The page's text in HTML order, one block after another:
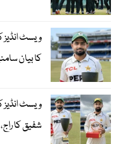
ویسٹ
کا بیان
ویسٹ انڈیز
شفیق کا